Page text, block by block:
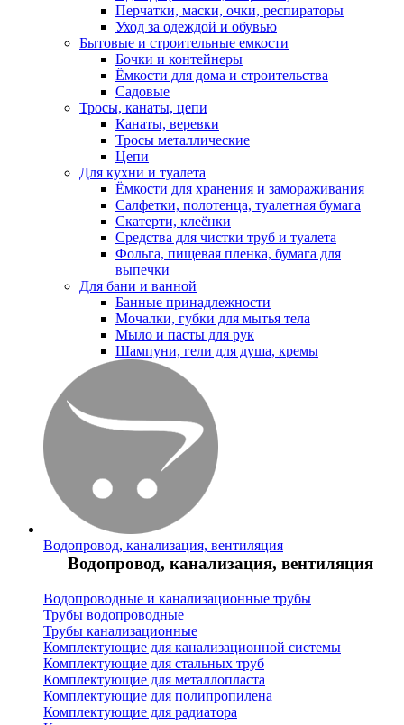
Перчатки, маски, очки, респираторы
Уход за одеждой и обувью
Бытовые и строительные емкости
Бочки и контейнеры
Ёмкости для дома и строительства
Садовые
Тросы, канаты, цепи
Канаты, веревки
Тросы металлические
Цепи
Для кухни и туалета
Ёмкости для хранения и замораживания
Салфетки, полотенца, туалетная бумага
Скатерти, клеёнки
Средства для чистки труб и туалета
Фольга, пищевая пленка, бумага для
выпечки
Для бани и ванной
Банные принадлежности
Мочалки, губки для мытья тела
Мыло и пасты для рук
Шампуни, гели для душа, кремы
Водопровод, канализация, вентиляция
Водопровод, канализация, вентиляция
Водопроводные и канализационные трубы
Трубы водопроводные
Трубы канализационные
Комплектующие для канализационной системы
Комплектующие для стальных труб
Комплектующие для металлопласта
Комплектующие для полипропилена
Комплектующие для радиатора